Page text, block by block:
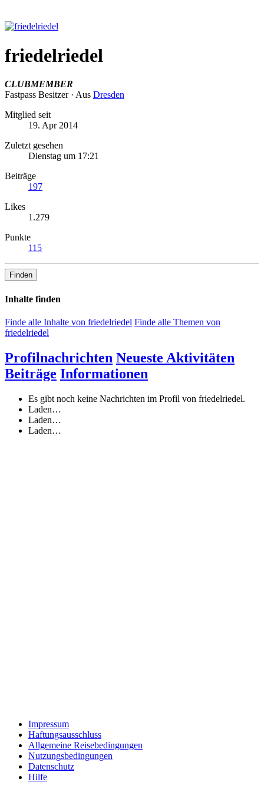
friedelriedel
CLUBMEMBER
Fastpass Besitzer · Aus Dresden
Mitglied seit
19. Apr 2014
Zuletzt gesehen
Dienstag um 17:21
Beiträge
197
Likes
1.279
Punkte
115
Finden
Inhalte finden
Finde alle Inhalte von friedelriedel Finde alle Themen von
friedelriedel
Profilnachrichten Neueste Aktivitäten
Beiträge Informationen
Es gibt noch keine Nachrichten im Profil von friedelriedel.
Laden…
Laden…
Laden…
Impressum
Haftungsausschluss
Allgemeine Reisebedingungen
Nutzungsbedingungen
Datenschutz
Hilfe